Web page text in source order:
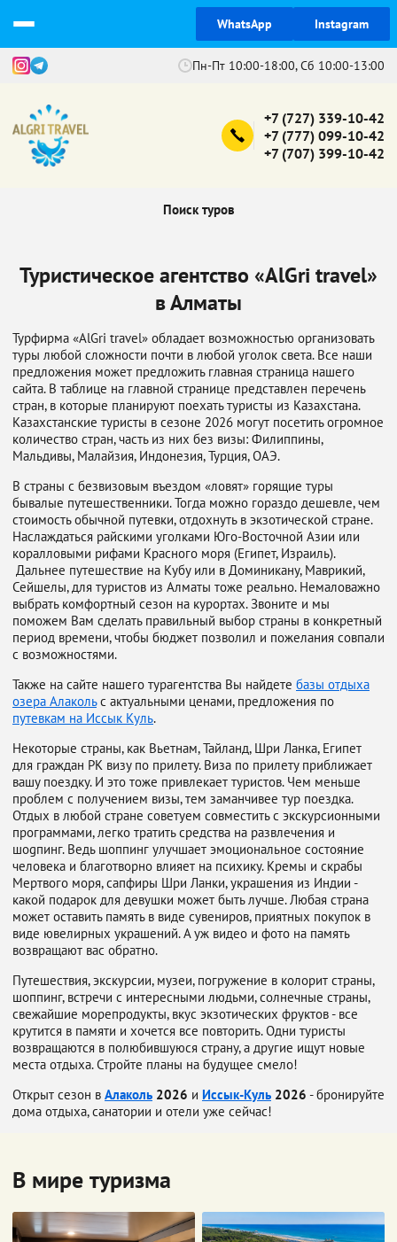
WhatsApp Instagram
Пн-Пт 10:00-18:00, Сб 10:00-13:00
+7 (727) 339-10-42
+7 (777) 099-10-42
+7 (707) 399-10-42
Поиск туров
Туристическое агентство «AlGri travel»
в Алматы
Турфирма «AlGri travel» обладает возможностью организовать
туры любой сложности почти в любой уголок света. Все наши
предложения может предложить главная страница нашего
сайта. В таблице на главной странице представлен перечень
стран, в которые планируют поехать туристы из Казахстана.
Казахстанские туристы в сезоне 2026 могут посетить огромное
количество стран, часть из них без визы: Филиппины,
Мальдивы, Малайзия, Индонезия, Турция, ОАЭ.
В страны с безвизовым въездом «ловят» горящие туры
бывалые путешественники. Тогда можно гораздо дешевле, чем
стоимость обычной путевки, отдохнуть в экзотической стране.
Наслаждаться райскими уголками Юго-Восточной Азии или
коралловыми рифами Красного моря (Египет, Израиль).
Дальнее путешествие на Кубу или в Доминикану, Маврикий,
Сейшелы, для туристов из Алматы тоже реально. Немаловажно
выбрать комфортный сезон на курортах. Звоните и мы
поможем Вам сделать правильный выбор страны в конкретный
период времени, чтобы бюджет позволил и пожелания совпали
с возможностями.
Также на сайте нашего турагентства Вы найдете базы отдыха
озера Алакольс актуальными ценами, предложения по
путевкам на Иссык Куль.
Некоторые страны, как Вьетнам, Тайланд, Шри Ланка, Египет
для граждан РК визу по прилету. Виза по прилету приближает
вашу поездку. И это тоже привлекает туристов. Чем меньше
проблем с получением визы, тем заманчивее тур поездка.
Отдых в любой стране советуем совместить с экскурсионными
программами, легко тратить средства на развлечения и
шоgпинг. Ведь шоппинг улучшает эмоциональное состояние
человека и благотворно влияет на психику. Кремы и скрабы
Мертвого моря, сапфиры Шри Ланки, украшения из Индии -
какой подарок для девушки может быть лучше. Любая страна
может оставить память в виде сувениров, приятных покупок в
виде ювелирных украшений. А уж видео и фото на память
возвращают вас обратно.
Путешествия, экскурсии, музеи, погружение в колорит страны,
шоппинг, встречи с интересными людьми, солнечные страны,
свежайшие морепродукты, вкус экзотических фруктов - все
крутится в памяти и хочется все повторить. Одни туристы
возвращаются в полюбившуюся страну, а другие ищут новые
места отдыха. Стройте планы на будущее смело!
Открыт сезон в Алаколь 2026 и Иссык-Куль 2026 - бронируйте
дома отдыха, санатории и отели уже сейчас!
В мире туризма